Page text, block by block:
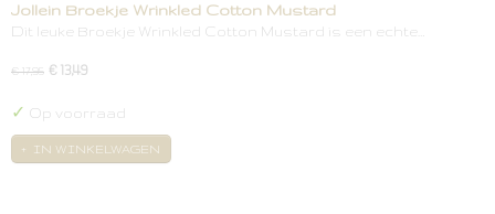
Jollein Broekje Wrinkled Cotton Mustard
Dit leuke Broekje Wrinkled Cotton Mustard is een echte…
€ 17,95 € 13,49
✓ Op voorraad
IN WINKELWAGEN